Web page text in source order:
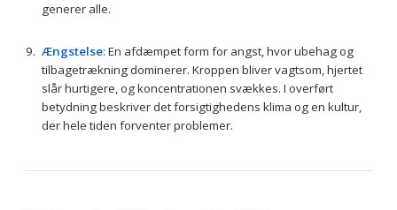
generer alle.
Ængstelse: En afdæmpet form for angst, hvor ubehag og
tilbagetrækning dominerer. Kroppen bliver vagtsom, hjertet
slår hurtigere, og koncentrationen svækkes. I overført
betydning beskriver det forsigtighedens klima og en kultur,
der hele tiden forventer problemer.